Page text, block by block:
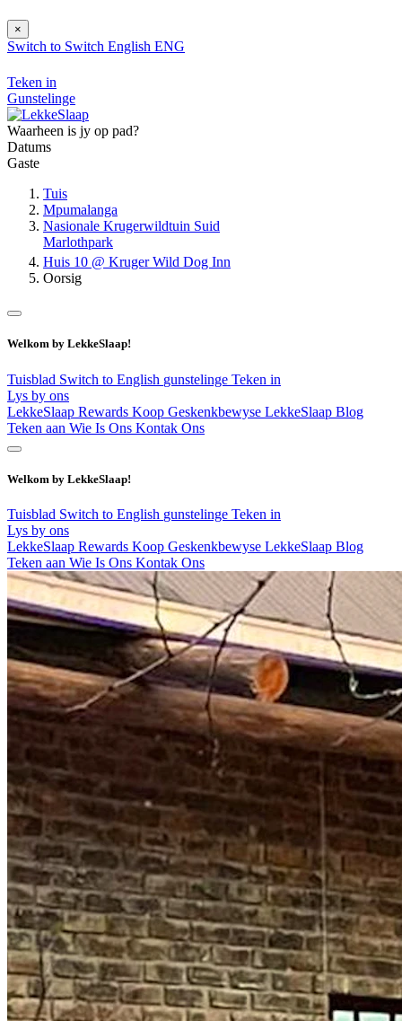
×
Switch to Switch English ENG
Teken in
Gunstelinge
Waarheen is jy op pad?
Datums
Gaste
Tuis
Mpumalanga
Nasionale Krugerwildtuin Suid
Marlothpark
Huis 10 @ Kruger Wild Dog Inn
Oorsig
Welkom by LekkeSlaap!
Tuisblad Switch to English gunstelinge Teken in
Lys by ons
LekkeSlaap Rewards Koop Geskenkbewyse LekkeSlaap Blog
Teken aan Wie Is Ons Kontak Ons
Welkom by LekkeSlaap!
Tuisblad Switch to English gunstelinge Teken in
Lys by ons
LekkeSlaap Rewards Koop Geskenkbewyse LekkeSlaap Blog
Teken aan Wie Is Ons Kontak Ons